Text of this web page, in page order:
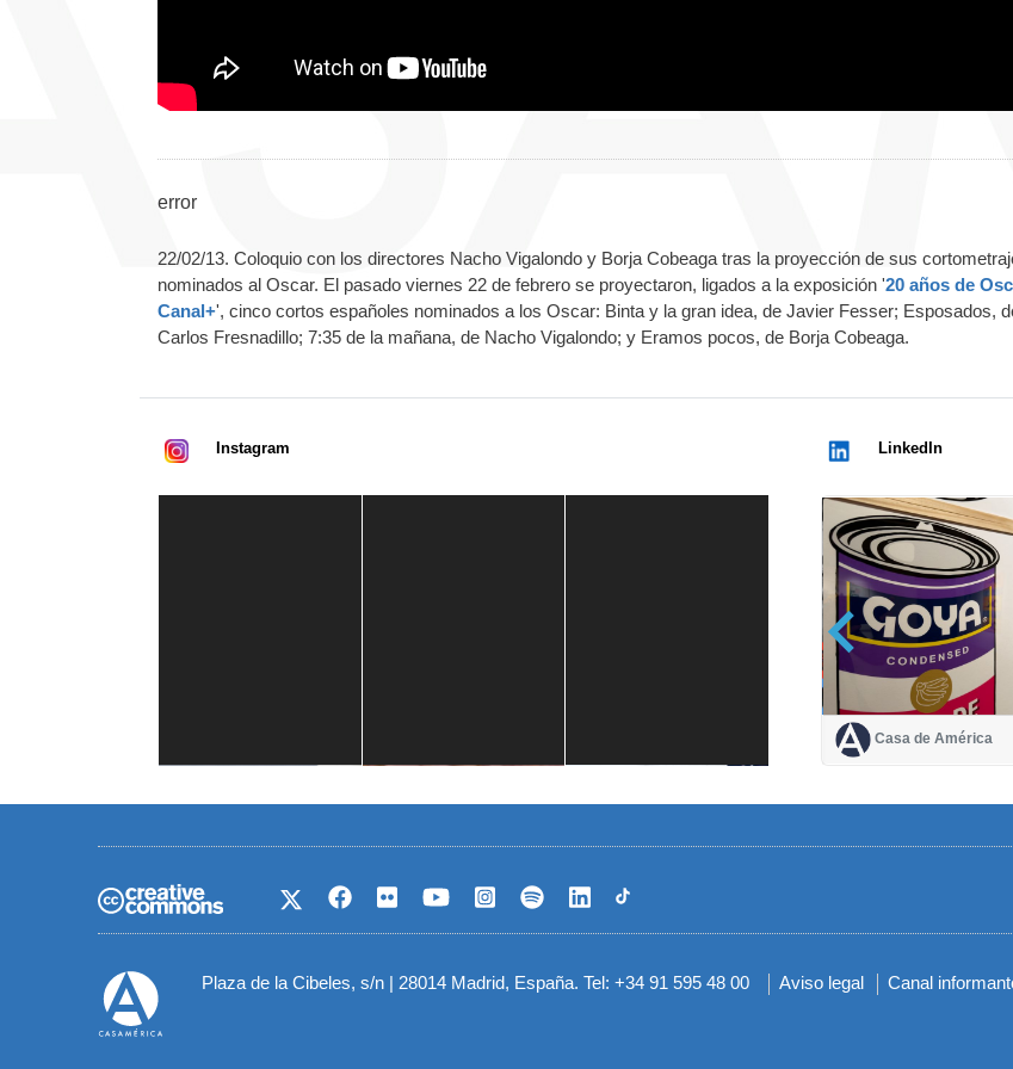
error
22/02/13. Coloquio con los directores Nacho Vigalondo y Borja Cobeaga tras la proyección de sus
nominados al Oscar. El pasado viernes 22 de febrero se proyectaron, ligados a la exposición '20 años de
Canal+', cinco cortos españoles nominados a los Oscar: Binta y la gran idea, de Javier Fesser; Esposados,
Carlos Fresnadillo; 7:35 de la mañana, de Nacho Vigalondo; y Eramos pocos, de Borja Cobeaga.
Instagram LinkedIn
Casa de América
Plaza de la Cibeles, s/n | 28014 Madrid, España. Tel: +34 91 595 48 00
Menú
Aviso legal Canal